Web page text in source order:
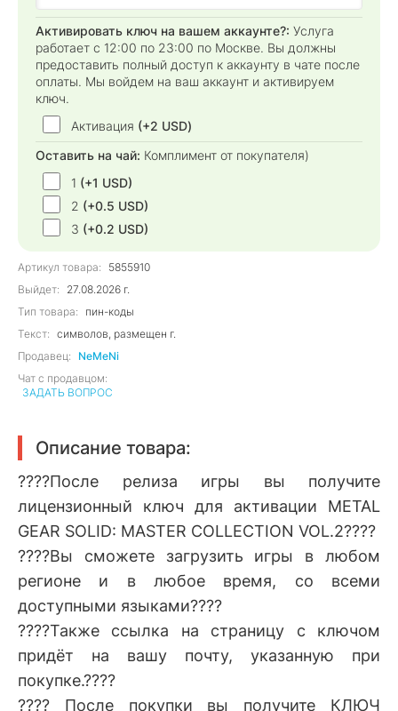
Активировать ключ на вашем аккаунте?: Услуга
работает с 12:00 по 23:00 по Москве. Вы должны
предоставить полный доступ к аккаунту в чате после
оплаты. Мы войдем на ваш аккаунт и активируем
ключ.
Активация (+2 USD)
Оставить на чай: Комплимент от покупателя)
1 (+1 USD)
2 (+0.5 USD)
3 (+0.2 USD)
Артикул товара:
5855910
Выйдет:
27.08.2026 г.
Тип товара:
пин-коды
Текст: символов, размещен г.
Продавец:
NeMeNi
Чат с продавцом:
ЗАДАТЬ ВОПРОС
Описание товара:
????После релиза игры вы получите
лицензионный ключ для активации METAL
GEAR SOLID: MASTER COLLECTION VOL.2????
????Вы сможете загрузить игры в любом
регионе и в любое время, со всеми
доступными языками????
????Также ссылка на страницу с ключом
придёт на вашу почту, указанную при
покупке.????
???? После покупки вы получите КЛЮЧ